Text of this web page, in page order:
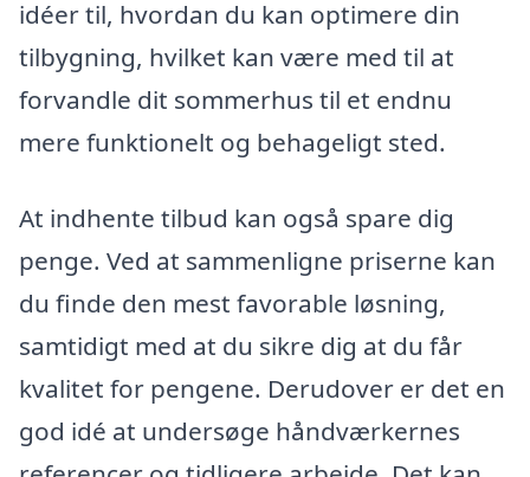
idéer til, hvordan du kan optimere din
tilbygning, hvilket kan være med til at
forvandle dit sommerhus til et endnu
mere funktionelt og behageligt sted.
At indhente tilbud kan også spare dig
penge. Ved at sammenligne priserne kan
du finde den mest favorable løsning,
samtidigt med at du sikre dig at du får
kvalitet for pengene. Derudover er det en
god idé at undersøge håndværkernes